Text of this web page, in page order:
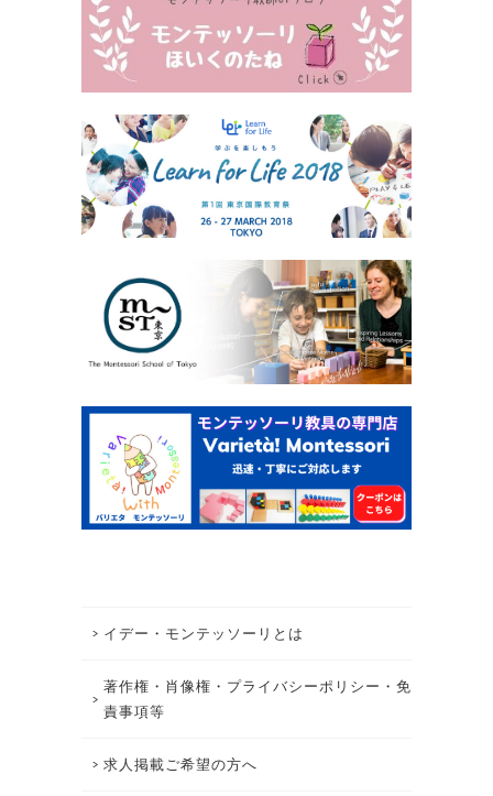
イデー・モンテッソーリとは
著作権・肖像権・プライバシーポリシー・免
責事項等
求人掲載ご希望の方へ